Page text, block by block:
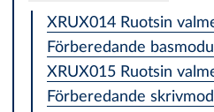
XRUX014 Ruotsin
Förberedande
XRUX015 Ruotsin
Förberedande